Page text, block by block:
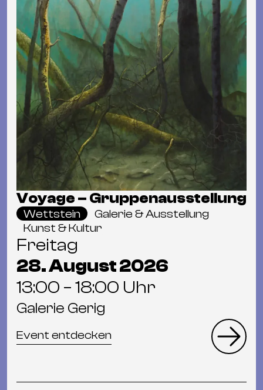
Voyage – Gruppenausstellung
Wettstein
Galerie & Ausstellung
Kunst & Kultur
Freitag
28. August 2026
13:00 – 18:00 Uhr
Galerie Gerig
Event entdecken